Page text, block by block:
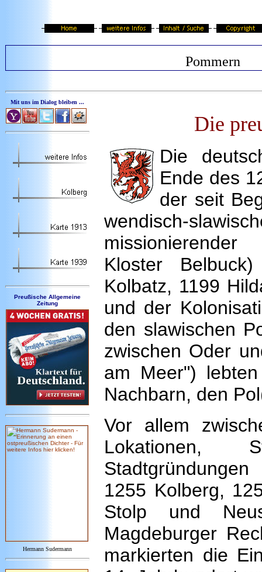
Pommern
Mit uns im Dialog bleiben ...
Preußische Allgemeine
Zeitung
Hermann Sudermann
Die
Die
Ende des
der seit
wendisch-
Kloster
Kolbatz, 1199
und der
den slawischen
zwischen Oder
am Meer")
Nachbarn, den
Vor allem
Lokationen,
1255 Kolberg,
Stolp und
Magdeburger
markierten die